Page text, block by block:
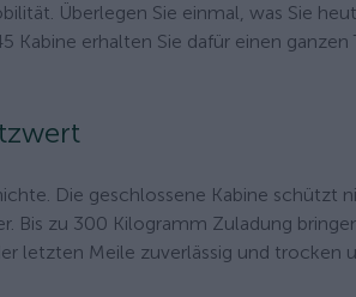
Überlegen Sie einmal, was Sie
erhalten Sie dafür einen ganzen
Die geschlossene Kabine schützt
Bis zu 300 Kilogramm Zuladung
letzten Meile zuverlässig und trocken